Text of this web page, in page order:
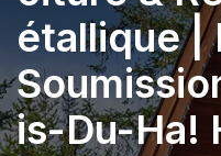
Étallique |
Is-Du-Ha!